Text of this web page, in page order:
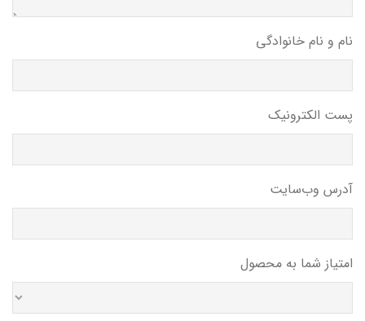
نام و نام خانوادگی
پست الکترونیک
آدرس وب‌سایت
امتیاز شما به محصول